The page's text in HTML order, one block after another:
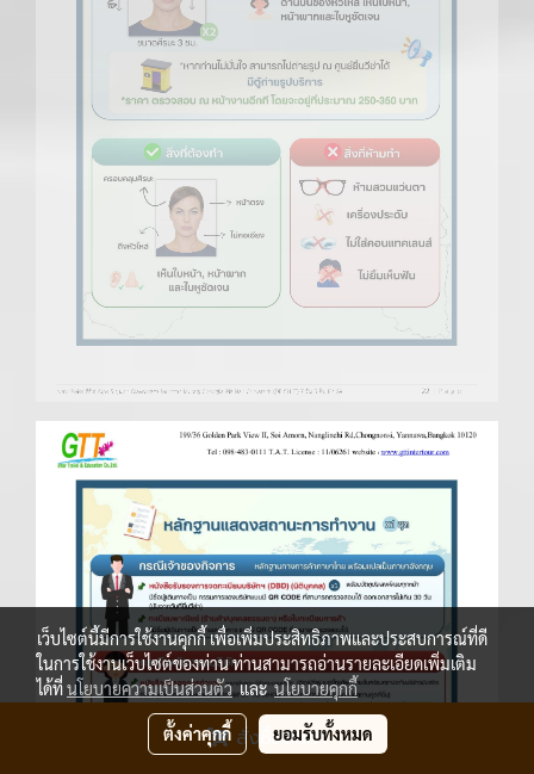
สั่งซื้อสินค้า
เว็บไซต์นี้มีการใช้งานคุกกี้ เพื่อเพิ่มประสิทธิภาพและประสบการณ์ที่ดี
ในการใช้งานเว็บไซต์ของท่าน ท่านสามารถอ่านรายละเอียดเพิ่มเติม
ได้ที่นโยบายความเป็นส่วนตัวและนโยบายคุกกี้
ตั้งค่าคุกกี้ ยอมรับทั้งหมด